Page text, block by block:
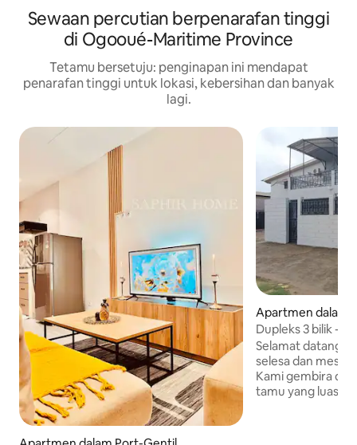
Sewaan percutian berpenarafan tinggi
di Ogooué-Maritime Province
Tetamu bersetuju: penginapan ini mendapat
penarafan tinggi untuk lokasi, kebersihan dan banyak
lagi.
Apartmen dalam
Dupleks 3 bilik -
Selamat datang
selesa dan mesra
Kami gembira
tamu yang luas